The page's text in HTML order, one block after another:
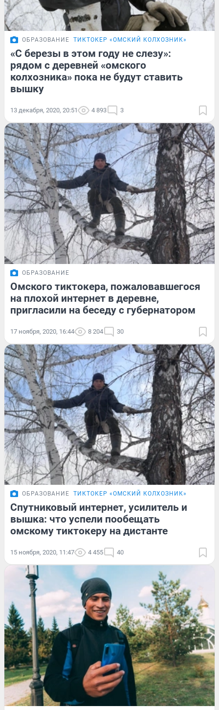
ОБРАЗОВАНИЕ ТИКТОКЕР «ОМСКИЙ КОЛХОЗНИК»
«С березы в этом году не слезу»:
рядом с деревней «омского
колхозника» пока не будут ставить
вышку
13 декабря, 2020, 20:51 4 893 3
ОБРАЗОВАНИЕ
Омского тиктокера, пожаловавшегося
на плохой интернет в деревне,
пригласили на беседу с губернатором
17 ноября, 2020, 16:44 8 204 30
ОБРАЗОВАНИЕ ТИКТОКЕР «ОМСКИЙ КОЛХОЗНИК»
Спутниковый интернет, усилитель и
вышка: что успели пообещать
омскому тиктокеру на дистанте
15 ноября, 2020, 11:47 4 455 40